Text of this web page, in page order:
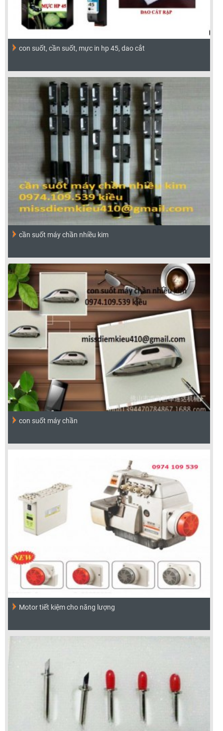
con suốt, cần suốt, mực in hp 45, dao cắt
cần suốt máy chần nhiều kim
con suốt máy chần
Motor tiết kiệm cho năng lượng